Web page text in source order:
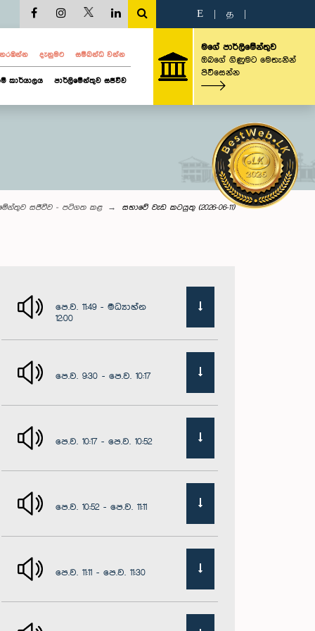
E த
දැනුමට සම්බන්ධ වන්න
කාර්යාලය පාර්ලිමේන්තුව සජීවීව
මගේ පාර්ලිමේන්තුව
ඔබගේ ගිණුමට මෙතැනින්
පිවිසෙන්න
සජීවීව - පටිගත කළ සභාවේ වැඩ කටයුතු (2026-06-11)
පෙ.ව. 11:49 - මධ්‍යාහ්න
12:00
පෙ.ව. 9:30 - පෙ.ව. 10:17
පෙ.ව. 10:17 - පෙ.ව. 10:52
පෙ.ව. 10:52 - පෙ.ව. 11:11
පෙ.ව. 11:11 - පෙ.ව. 11:30